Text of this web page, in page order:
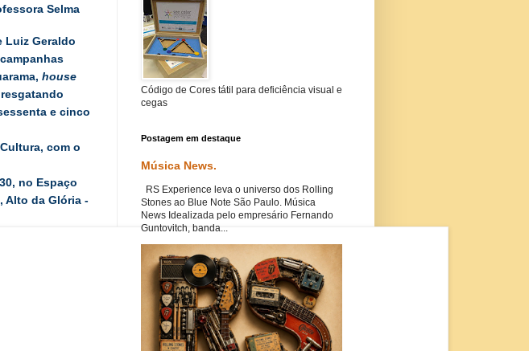
Selma
Luiz Geraldo
house
e cinco
com o
no Espaço
Alto da Glória -
Código de Cores tátil para deficiência visual e
cegas
Postagem em destaque
Música News.
RS Experience leva o universo dos Rolling
Stones ao Blue Note São Paulo. Música
News Idealizada pelo empresário Fernando
Guntovitch, banda...